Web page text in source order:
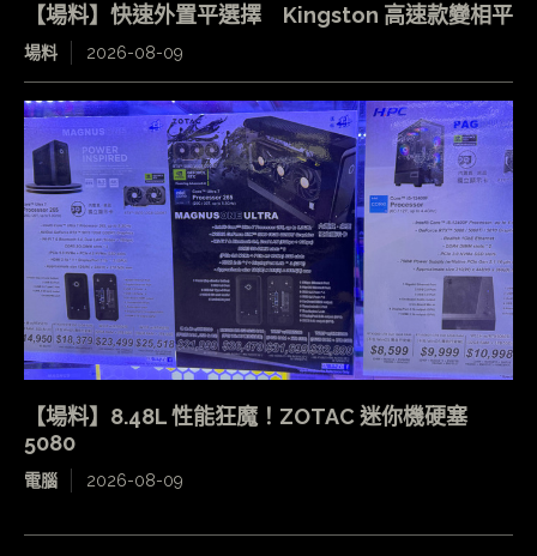
【場料】快速外置平選擇 Kingston 高速款變相平
場料 2026-08-09
【場料】8.48L 性能狂魔！ZOTAC 迷你機硬塞
5080
電腦 2026-08-09